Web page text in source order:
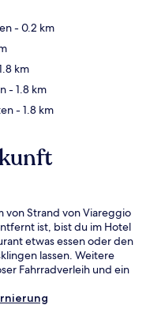
- 0.2 km
km
- 1.8 km
- 1.8 km
von Strand von Viareggio
ist, bist du im Hotel
etwas essen oder den
lassen. Weitere
Fahrradverleih und ein